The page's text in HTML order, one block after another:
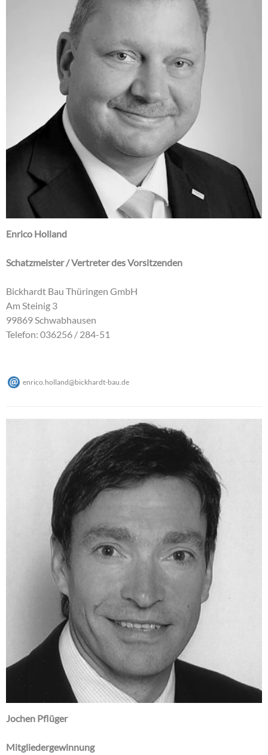
Enrico Holland
Schatzmeister / Vertreter des Vorsitzenden
Bickhardt Bau Thüringen GmbH
Am Steinig 3
99869 Schwabhausen
Telefon: 036256 / 284-51
enrico.holland@bickhardt-bau de
Jochen Pflüger
Mitgliedergewinnung